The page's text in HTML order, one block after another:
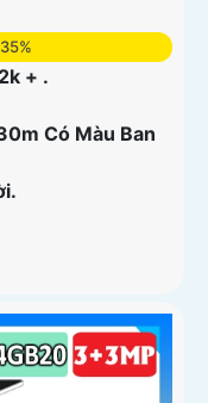
+ .
Có Màu Ban